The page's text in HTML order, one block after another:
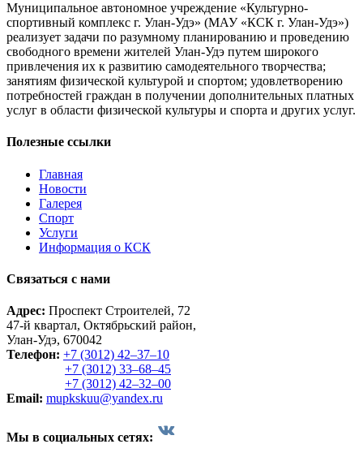
Муниципальное автономное учреждение «Культурно-
спортивный комплекс г. Улан-Удэ» (МАУ «КСК г. Улан-Удэ»)
реализует задачи по разумному планированию и проведению
свободного времени жителей Улан-Удэ путем широкого
привлечения их к развитию самодеятельного творчества;
занятиям физической культурой и спортом; удовлетворению
потребностей граждан в получении дополнительных платных
услуг в области физической культуры и спорта и других услуг.
Полезные ссылки
Главная
Новости
Галерея
Спорт
Услуги
Информация о КСК
Связаться с нами
Адрес: Проспект Строителей, 72
47-й квартал, Октябрьский район,
Улан-Удэ, 670042
Телефон: +7 (3012) 42‒37‒10
+7 (3012) 33‒68‒45
+7 (3012) 42‒32‒00
Email: mupkskuu@yandex.ru
Мы в социальных сетях: